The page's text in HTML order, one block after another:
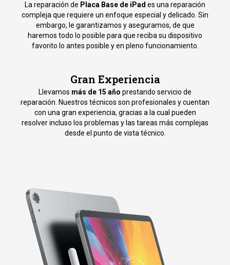
La reparación de Placa Base de iPad es una reparación
compleja que requiere un enfoque especial y delicado. Sin
embargo, le garantizamos y aseguramos, de que
haremos todo lo posible para que reciba su dispositivo
favorito lo antes posible y en pleno funcionamiento.
Gran Experiencia
Llevamos más de 15 año prestando servicio de
reparación. Nuestros técnicos son profesionales y cuentan
con una gran experiencia, gracias a la cual pueden
resolver incluso los problemas y las tareas más complejas
desde el punto de vista técnico.